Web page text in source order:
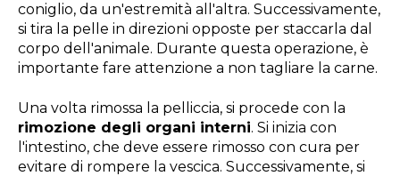
coniglio, da un'estremità all'altra. Successivamente,
si tira la pelle in direzioni opposte per staccarla dal
corpo dell'animale. Durante questa operazione, è
importante fare attenzione a non tagliare la carne.
Una volta rimossa la pelliccia, si procede con la
rimozione degli organi interni. Si inizia con
l'intestino, che deve essere rimosso con cura per
evitare di rompere la vescica. Successivamente, si